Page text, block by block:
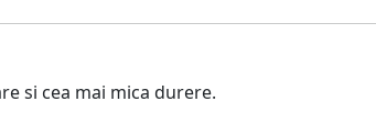
si cea mai mica durere.